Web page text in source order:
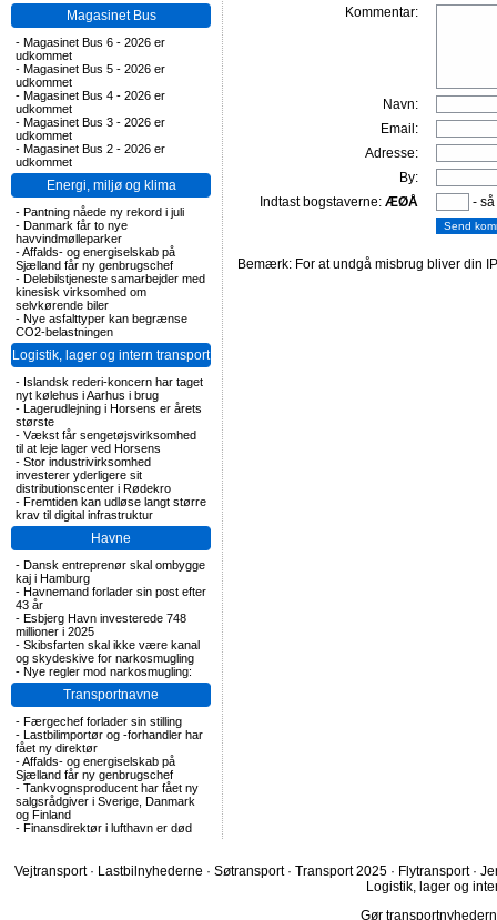
Magasinet Bus
- Magasinet Bus 6 - 2026 er
udkommet
- Magasinet Bus 5 - 2026 er
udkommet
- Magasinet Bus 4 - 2026 er
udkommet
- Magasinet Bus 3 - 2026 er
udkommet
- Magasinet Bus 2 - 2026 er
udkommet
Energi, miljø og klima
- Pantning nåede ny rekord i juli
- Danmark får to nye
havvindmølleparker
-Affalds- og energiselskab på
Sjælland får ny genbrugschef
- Delebilstjeneste samarbejder med
kinesisk virksomhed om
selvkørende biler
- Nye asfalttyper kan begrænse
CO2-belastningen
Logistik, lager og intern transport
- Islandsk rederi-koncern har taget
nyt kølehus i Aarhus i brug
- Lagerudlejning i Horsens er årets
største
- Vækst får sengetøjsvirksomhed
til at leje lager ved Horsens
- Stor industrivirksomhed
investerer yderligere sit
distributionscenter i Rødekro
- Fremtiden kan udløse langt større
krav til digital infrastruktur
Havne
- Dansk entreprenør skal ombygge
kaj i Hamburg
- Havnemand forlader sin post efter
43 år
- Esbjerg Havn investerede 748
millioner i 2025
- Skibsfarten skal ikke være kanal
og skydeskive for narkosmugling
- Nye regler mod narkosmugling:
Transportnavne
- Færgechef forlader sin stilling
- Lastbilimportør og -forhandler har
fået ny direktør
-Affalds- og energiselskab på
Sjælland får ny genbrugschef
- Tankvognsproducent har fået ny
salgsrådgiver i Sverige, Danmark
og Finland
- Finansdirektør i lufthavn er død
Kommentar:
Navn:
Email:
Adresse:
By:
Indtast bogstaverne: ÆØÅ -
Bemærk: For at undgå misbrug bliver din
Vejtransport · Lastbilnyhederne · Søtransport · Transport 2025 · Flytransport ·
Logistik, lager og
Gør